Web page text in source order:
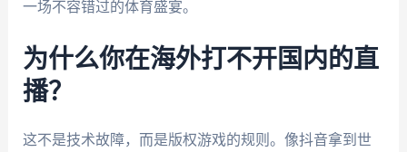
一场不容错过的体育盛宴。
为什么你在海外打不开国内的直
播？
这不是技术故障，而是版权游戏的规则。像抖音拿到世